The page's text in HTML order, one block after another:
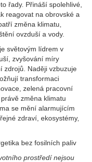
řady. Přináší spolehlivé,
reagovat na obrovské a
změna klimatu,
ovzduší a vody.
světovým lídrem v
zvyšování míry
zdrojů. Naději vzbuzuje
transformaci
zelená pracovní
změna klimatu
se mění alarmujícím
zdraví, ekosystémy,
bez fosilních paliv
prostředí nejsou